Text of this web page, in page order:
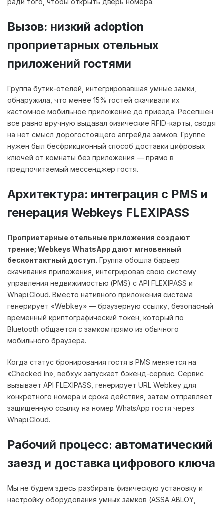
ради того, чтобы открыть дверь номера.
Вызов: низкий adoption
проприетарных отельных
приложений гостями
Группа бутик-отелей, интегрировавшая умные замки,
обнаружила, что менее 15% гостей скачивали их
кастомное мобильное приложение до приезда. Ресепшен
все равно вручную выдавал физические RFID-карты, сводя
на нет смысл дорогостоящего апгрейда замков. Группе
нужен был бесфрикционный способ доставки цифровых
ключей от комнаты без приложения — прямо в
предпочитаемый мессенджер гостя.
Архитектура: интеграция с PMS и
генерация Webkeys FLEXIPASS
Проприетарные отельные приложения создают
трение; Webkeys WhatsApp дают мгновенный
бесконтактный доступ. Группа обошла барьер
скачивания приложения, интегрировав свою систему
управления недвижимостью (PMS) с API FLEXIPASS и
Whapi.Cloud. Вместо нативного приложения система
генерирует «Webkey» — браузерную ссылку, безопасный
временный криптографический токен, который по
Bluetooth общается с замком прямо из обычного
мобильного браузера.
Когда статус бронирования гостя в PMS меняется на
«Checked In», вебхук запускает бэкенд-сервис. Сервис
вызывает API FLEXIPASS, генерирует URL Webkey для
конкретного номера и срока действия, затем отправляет
защищенную ссылку на номер WhatsApp гостя через
Whapi.Cloud.
Рабочий процесс: автоматический
заезд и доставка цифрового ключа
Мы не будем здесь разбирать физическую установку и
настройку оборудования умных замков (ASSA ABLOY,